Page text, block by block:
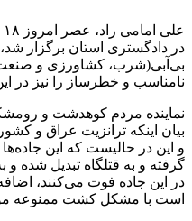
در دادگستری استان برگزار
بی‌آبی(شرب، کشاورزی و
نامناسب و خطرساز را نیز در
نماینده مردم کوهدشت و
بیان اینکه ترانزیت عراق و
و این در حالیست که این
گرفته و به قتلگاه تبدیل شده
در این جاده فوت می‌کنند،
است با مشکل کشت ممنوعه